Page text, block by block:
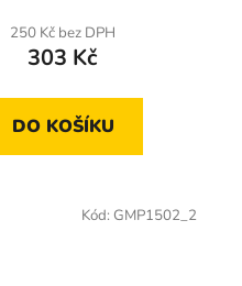
250 Kč bez DPH
303 Kč
DO KOŠÍKU
Kód: GMP1502_2